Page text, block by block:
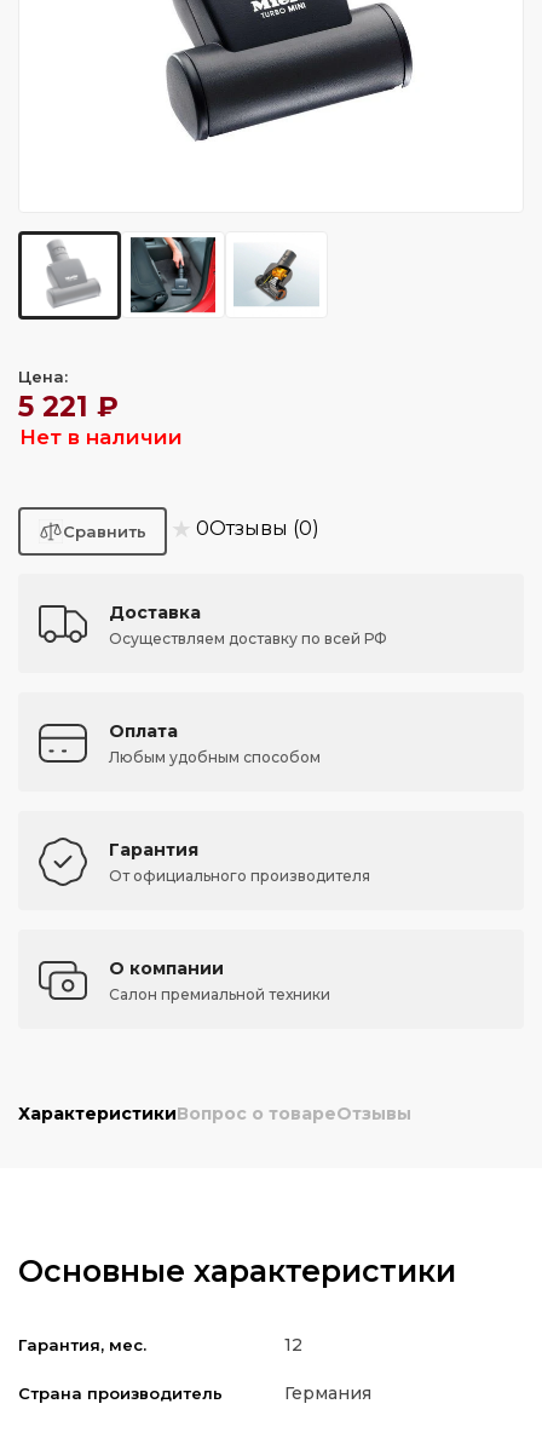
Цена:
5 221 ₽
Нет в наличии
★ 0Отзывы (0)
Доставка
Осуществляем доставку по всей РФ
Оплата
Любым удобным способом
Гарантия
От официального производителя
О компании
Салон премиальной техники
ХарактеристикиВопрос о товареОтзывы
Основные характеристики
Гарантия, мес. 12
Страна производитель Германия